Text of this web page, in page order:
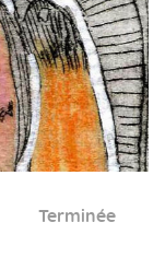
Terminée